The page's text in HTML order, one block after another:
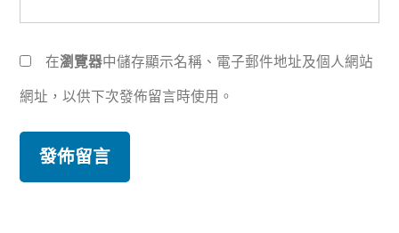
在瀏覽器中儲存顯示名稱、電子郵件地址及個人網站
網址，以供下次發佈留言時使用。